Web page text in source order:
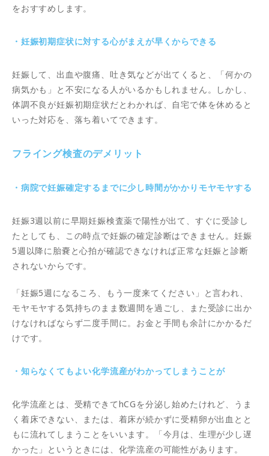
をおすすめします。
・妊娠初期症状に対する心がまえが早くからできる
妊娠して、出血や腹痛、吐き気などが出てくると、「何かの
病気かも」と不安になる人がいるかもしれません。しかし、
体調不良が妊娠初期症状だとわかれば、自宅で体を休めると
いった対応を、落ち着いてできます。
フライング検査のデメリット
・病院で妊娠確定するまでに少し時間がかかりモヤモヤする
妊娠3週以前に早期妊娠検査薬で陽性が出て、すぐに受診し
たとしても、この時点で妊娠の確定診断はできません。妊娠
5週以降に胎嚢と心拍が確認できなければ正常な妊娠と診断
されないからです。
「妊娠5週になるころ、もう一度来てください」と言われ、
モヤモヤする気持ちのまま数週間を過ごし、また受診に出か
けなければならず二度手間に。お金と手間も余計にかかるだ
けです。
・知らなくてもよい化学流産がわかってしまうことが
化学流産とは、受精できてhCGを分泌し始めたけれど、うま
く着床できない、または、着床が続かずに受精卵が出血とと
もに流れてしまうことをいいます。「今月は、生理が少し遅
かった」というときには、化学流産の可能性があります。